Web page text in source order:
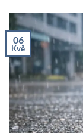
06
Kvě